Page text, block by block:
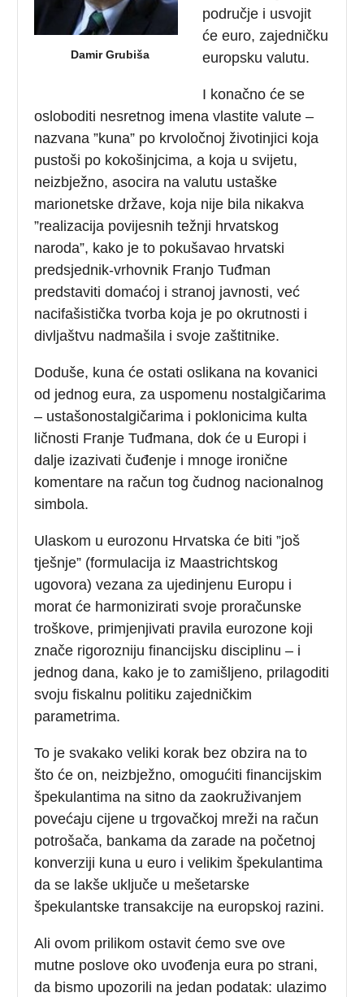
Damir Grubiša
područje i usvojit
će euro, zajedničku
europsku valutu.
I konačno će se
osloboditi nesretnog imena vlastite valute –
nazvana ”kuna” po krvoločnoj životinjici koja
pustoši po kokošinjcima, a koja u svijetu,
neizbježno, asocira na valutu ustaške
marionetske države, koja nije bila nikakva
”realizacija povijesnih težnji hrvatskog
naroda”, kako je to pokušavao hrvatski
predsjednik-vrhovnik Franjo Tuđman
predstaviti domaćoj i stranoj javnosti, već
nacifašistička tvorba koja je po okrutnosti i
divljaštvu nadmašila i svoje zaštitnike.
Doduše, kuna će ostati oslikana na kovanici
od jednog eura, za uspomenu nostalgičarima
– ustašonostalgičarima i poklonicima kulta
ličnosti Franje Tuđmana, dok će u Europi i
dalje izazivati čuđenje i mnoge ironične
komentare na račun tog čudnog nacionalnog
simbola.
Ulaskom u eurozonu Hrvatska će biti ”još
tješnje” (formulacija iz Maastrichtskog
ugovora) vezana za ujedinjenu Europu i
morat će harmonizirati svoje proračunske
troškove, primjenjivati pravila eurozone koji
znače rigorozniju financijsku disciplinu – i
jednog dana, kako je to zamišljeno, prilagoditi
svoju fiskalnu politiku zajedničkim
parametrima.
To je svakako veliki korak bez obzira na to
što će on, neizbježno, omogućiti financijskim
špekulantima na sitno da zaokruživanjem
povećaju cijene u trgovačkoj mreži na račun
potrošača, bankama da zarade na početnoj
konverziji kuna u euro i velikim špekulantima
da se lakše uključe u mešetarske
špekulantske transakcije na europskoj razini.
Ali ovom prilikom ostavit ćemo sve ove
mutne poslove oko uvođenja eura po strani,
da bismo upozorili na jedan podatak: ulazimo